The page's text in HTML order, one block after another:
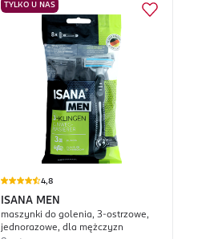
TYLKO U NAS
4,8
ISANA MEN
maszynki do golenia, 3-ostrzowe,
jednorazowe, dla mężczyzn